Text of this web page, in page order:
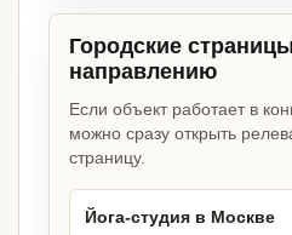
Городские
направлению
Если объект работает в
можно сразу открыть
страницу.
Йога-студия в Москве